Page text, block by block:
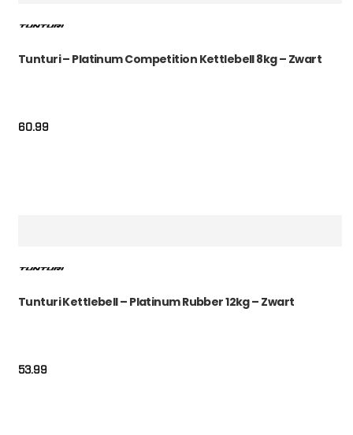
Tunturi – Platinum Competition Kettlebell 8kg – Zwart
60.99
Tunturi Kettlebell – Platinum Rubber 12kg – Zwart
53.99